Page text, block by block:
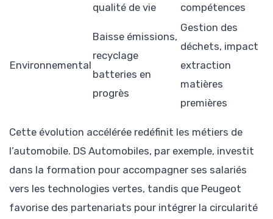
qualité de vie
compétences
Environnemental
Baisse émissions,
recyclage
batteries en
progrès
Gestion des
déchets, impact
extraction
matières
premières
Cette évolution accélérée redéfinit les métiers de
l’automobile. DS Automobiles, par exemple, investit
dans la formation pour accompagner ses salariés
vers les technologies vertes, tandis que Peugeot
favorise des partenariats pour intégrer la circularité